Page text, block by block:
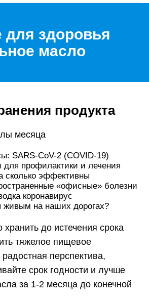
для здоровья
масло
продукта
месяца
SARS-CoV-2 (COVID-19)
для профилактики и лечения
сколько эффективны
«офисные» болезни
коронавирус
живым на наших дорогах?
до истечения срока
тяжелое пищевое
перспектива,
срок годности и лучше
за 1-2 месяца до конечной